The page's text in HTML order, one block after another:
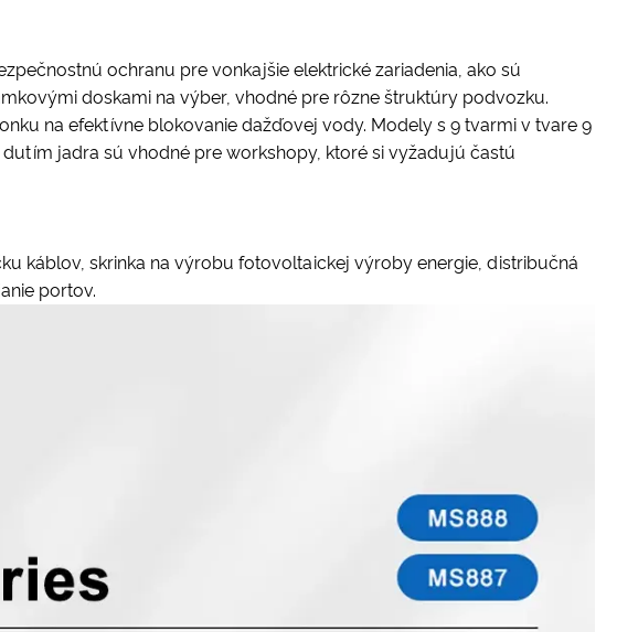
ochranu pre vonkajšie elektrické zariadenia, ako sú
doskami na výber, vhodné pre rôzne štruktúry podvozku.
na efektívne blokovanie dažďovej vody. Modely s 9 tvarmi v tvare 9
jadra sú vhodné pre workshopy, ktoré si vyžadujú častú
káblov, skrinka na výrobu fotovoltaickej výroby energie, distribučná
portov.